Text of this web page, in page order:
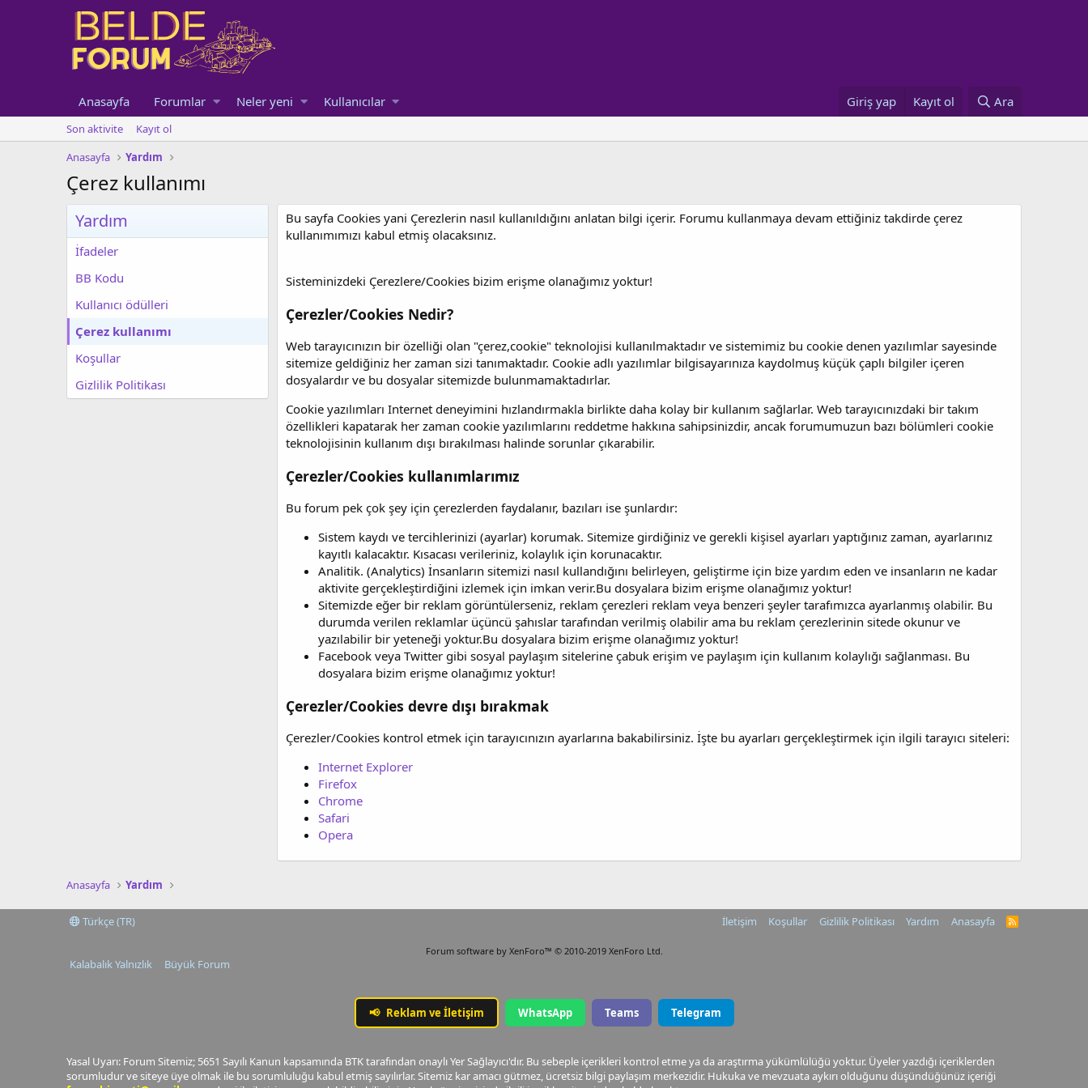
Anasayfa Forumlar Neler yeni Kullanıcılar Giriş yap Kayıt ol Ara
Son aktivite
Kayıt ol
Anasayfa
Yardım
Çerez kullanımı
Yardım
İfadeler
BB Kodu
Kullanıcı ödülleri
Çerez kullanımı
Koşullar
Gizlilik Politikası
Bu sayfa Cookies yani Çerezlerin nasıl kullanıldığını anlatan bilgi içerir. Forumu kullanmaya devam ettiğiniz takdirde çerez
kullanımımızı kabul etmiş olacaksınız.
Sisteminizdeki Çerezlere/Cookies bizim erişme olanağımız yoktur!
Çerezler/Cookies Nedir?
Web tarayıcınızın bir özelliği olan "çerez,cookie" teknolojisi kullanılmaktadır ve sistemimiz bu cookie denen yazılımlar sayesinde
sitemize geldiğiniz her zaman sizi tanımaktadır. Cookie adlı yazılımlar bilgisayarınıza kaydolmuş küçük çaplı bilgiler içeren
dosyalardır ve bu dosyalar sitemizde bulunmamaktadırlar.
Cookie yazılımları Internet deneyimini hızlandırmakla birlikte daha kolay bir kullanım sağlarlar. Web tarayıcınızdaki bir takım
özellikleri kapatarak her zaman cookie yazılımlarını reddetme hakkına sahipsinizdir, ancak forumumuzun bazı bölümleri cookie
teknolojisinin kullanım dışı bırakılması halinde sorunlar çıkarabilir.
Çerezler/Cookies kullanımlarımız
Bu forum pek çok şey için çerezlerden faydalanır, bazıları ise şunlardır:
Sistem kaydı ve tercihlerinizi (ayarlar) korumak. Sitemize girdiğiniz ve gerekli kişisel ayarları yaptığınız zaman, ayarlarınız
kayıtlı kalacaktır. Kısacası verileriniz, kolaylık için korunacaktır.
Analitik. (Analytics) İnsanların sitemizi nasıl kullandığını belirleyen, geliştirme için bize yardım eden ve insanların ne kadar
aktivite gerçekleştirdiğini izlemek için imkan verir.Bu dosyalara bizim erişme olanağımız yoktur!
Sitemizde eğer bir reklam görüntülerseniz, reklam çerezleri reklam veya benzeri şeyler tarafımızca ayarlanmış olabilir. Bu
durumda verilen reklamlar üçüncü şahıslar tarafından verilmiş olabilir ama bu reklam çerezlerinin sitede okunur ve
yazılabilir bir yeteneği yoktur.Bu dosyalara bizim erişme olanağımız yoktur!
Facebook veya Twitter gibi sosyal paylaşım sitelerine çabuk erişim ve paylaşım için kullanım kolaylığı sağlanması. Bu
dosyalara bizim erişme olanağımız yoktur!
Çerezler/Cookies devre dışı bırakmak
Çerezler/Cookies kontrol etmek için tarayıcınızın ayarlarına bakabilirsiniz. İşte bu ayarları gerçekleştirmek için ilgili tarayıcı siteleri:
Internet Explorer
Firefox
Chrome
Safari
Opera
Anasayfa Yardım
Türkçe (TR) İletişim Koşullar Gizlilik Politikası Yardım Anasayfa
R
Forum software by XenForo™ © 2010-2019 XenForo Ltd.
Kalabalık Yalnızlık Büyük Forum
📢 Reklam ve İletişim WhatsApp Teams Telegram
Yasal Uyarı: Forum Sitemiz; 5651 Sayılı Kanun kapsamında BTK tarafından onaylı Yer Sağlayıcı'dır. Bu sebeple içerikleri kontrol etme ya da araştırma yükümlülüğü yoktur. Üyeler yazdığı içeriklerden
sorumludur ve siteye üye olmak ile bu sorumluluğu kabul etmiş sayılırlar. Sitemiz kar amacı gütmez, ücretsiz bilgi paylaşım merkezidir. Hukuka ve mevzuata aykırı olduğunu düşündüğünüz içeriği